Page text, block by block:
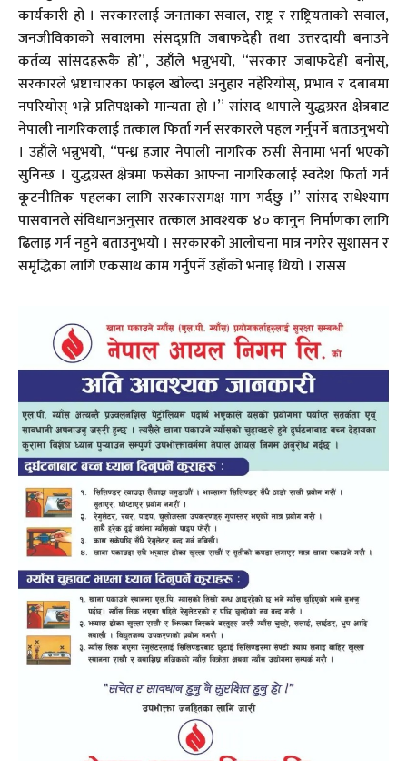
कार्यकारी हो । सरकारलाई जनताका सवाल, राष्ट्र र राष्ट्रियताको सवाल,
जनजीविकाको सवालमा संसद्प्रति जबाफदेही तथा उत्तरदायी बनाउने
कर्तव्य सांसदहरूकै हो”, उहाँले भन्नुभयो, “सरकार जबाफदेही बनोस्,
सरकारले भ्रष्टाचारका फाइल खोल्दा अनुहार नहेरियोस्, प्रभाव र दबाबमा
नपरियोस् भन्ने प्रतिपक्षको मान्यता हो ।” सांसद थापाले युद्धग्रस्त क्षेत्रबाट
नेपाली नागरिकलाई तत्काल फिर्ता गर्न सरकारले पहल गर्नुपर्ने बताउनुभयो
। उहाँले भन्नुभयो, “पन्ध्र हजार नेपाली नागरिक रुसी सेनामा भर्ना भएको
सुनिन्छ । युद्धग्रस्त क्षेत्रमा फसेका आफ्ना नागरिकलाई स्वदेश फिर्ता गर्न
कूटनीतिक पहलका लागि सरकारसमक्ष माग गर्दछु ।” सांसद राधेश्याम
पासवानले संविधानअनुसार तत्काल आवश्यक ४० कानुन निर्माणका लागि
ढिलाइ गर्न नहुने बताउनुभयो । सरकारको आलोचना मात्र नगरेर सुशासन र
समृद्धिका लागि एकसाथ काम गर्नुपर्ने उहाँको भनाइ थियो । रासस